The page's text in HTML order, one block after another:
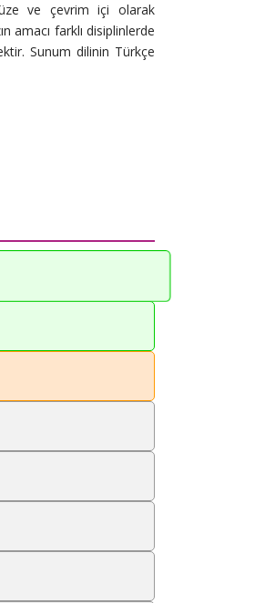
ve çevrim içi olarak
amacı farklı disiplinlerde
Sunum dilinin Türkçe